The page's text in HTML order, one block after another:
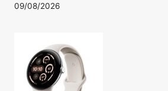
09/08/2026